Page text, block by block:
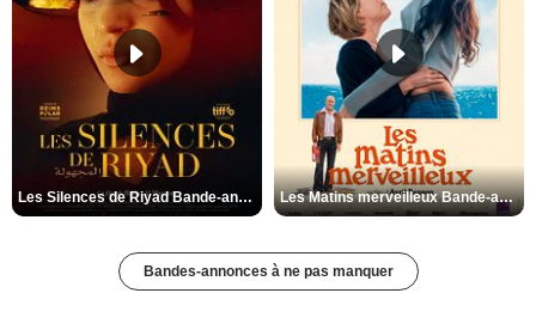
Les Silences de Riyad Bande-annonce VO STFR Les Matins merveilleux Bande-annonce VF
Bandes-annonces à ne pas manquer